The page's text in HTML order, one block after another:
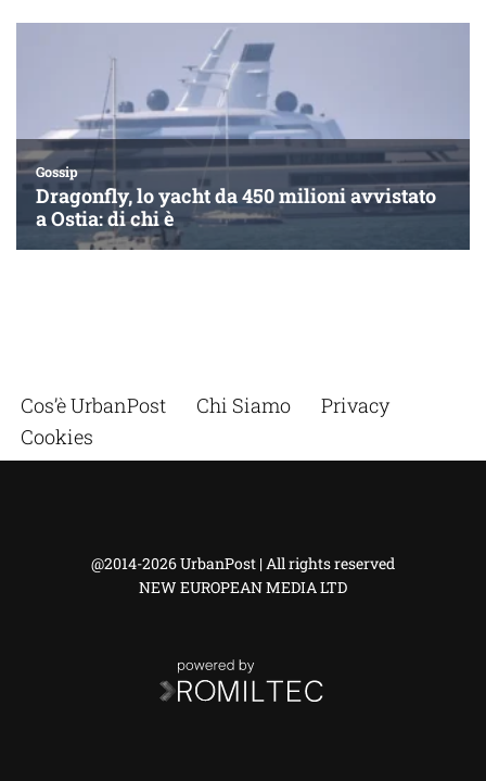
Cos’è UrbanPost Chi Siamo
Privacy
Cookies
@2014-2026 UrbanPost | All rights reserved
NEW EUROPEAN MEDIA LTD